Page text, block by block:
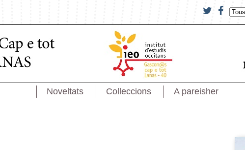
Noveltats Colleccions A pareisher